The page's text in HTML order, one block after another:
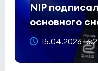
NIP
основного
15.04.2026